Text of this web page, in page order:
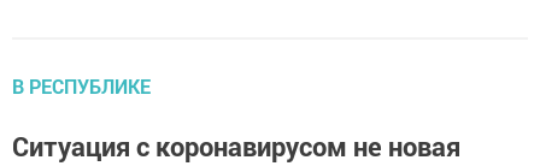
В РЕСПУБЛИКЕ
Ситуация c коронавирусом не новая